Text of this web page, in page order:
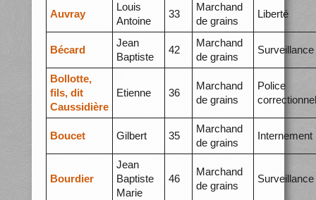
Auvray
Louis
Antoine
33
Marchand
de grains
Liberté
Bécard
Jean
Baptiste
42
Marchand
de grains
Surveillance
Bollotte,
fils, dit
Caussidière
Etienne 36
Marchand
de grains
Police
Boucet Gilbert 35
Marchand
de grains
Internement
Bourdier
Jean
Baptiste
Marie
46
Marchand
de grains
Surveillance